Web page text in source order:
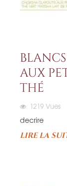
AUX
THÉ
1219 Vues
decrire
LIRE LA